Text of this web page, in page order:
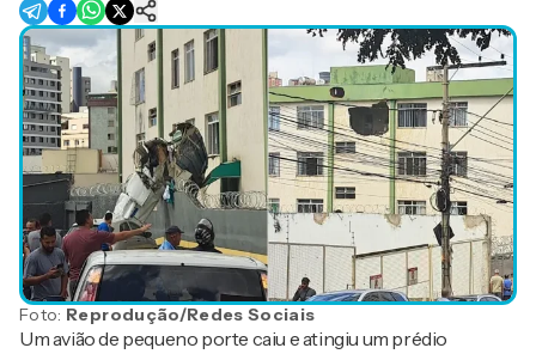
Foto: Reprodução/Redes Sociais
Um avião de pequeno porte caiu e atingiu um prédio